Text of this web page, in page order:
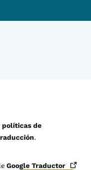
políticas de
.
Google Traductor